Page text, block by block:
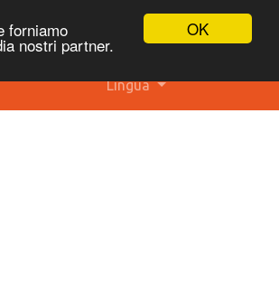
OK
forniamo
nostri partner.
Lingua